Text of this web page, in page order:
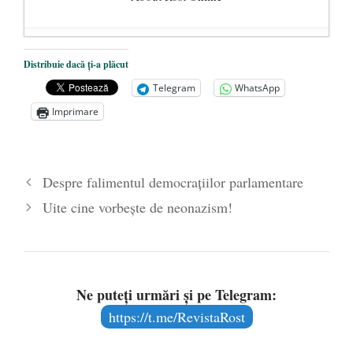
Dezvăluiri cutremurătoare despre
președintele Ucrainei, Volodymyr
Zelensky
- 13 mai 2026
Statul care servește Națiunea
poetului Octavian Goga, înlăturat din Iași
- 16 aprilie 2026
Distribuie dacă ți-a plăcut
Telegram
WhatsApp
Imprimare
Despre falimentul democraţiilor parlamentare
Uite cine vorbește de neonazism!
Ne puteți urmări și pe Telegram:
https://t.me/RevistaRost